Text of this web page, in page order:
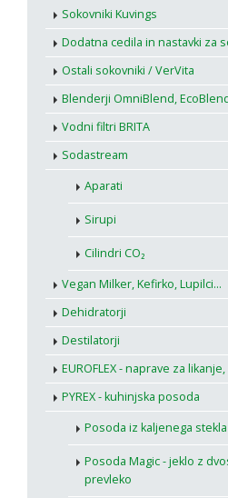
Sokovniki Kuvings
Dodatna cedila in nastavki za
Ostali sokovniki / VerVita
Blenderji OmniBlend,
Vodni filtri BRITA
Sodastream
Aparati
Sirupi
Cilindri CO₂
Vegan Milker, Kefirko, Lupilci...
Dehidratorji
Destilatorji
EUROFLEX - naprave za
PYREX - kuhinjska posoda
Posoda iz kaljenega stekla
Posoda Magic - jeklo z
prevleko